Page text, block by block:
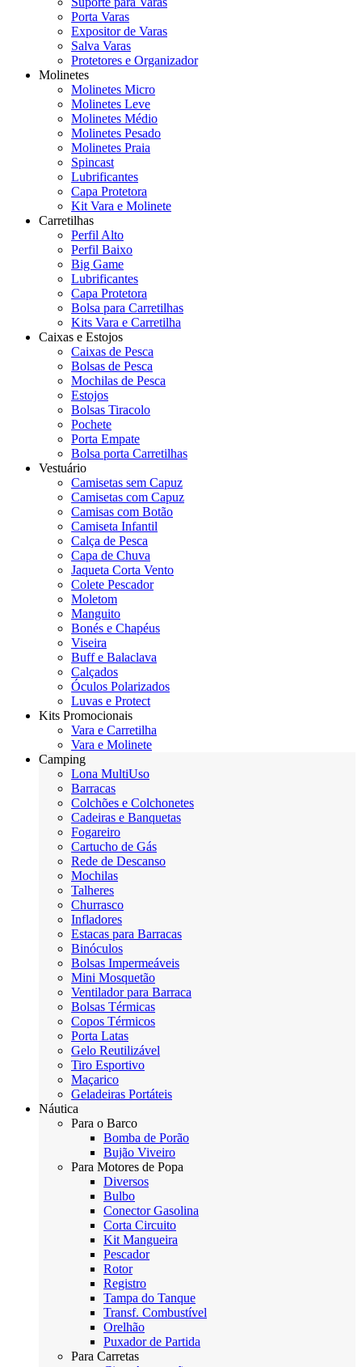
Porta Varas
Expositor de Varas
Salva Varas
Protetores e Organizador
Molinetes
Molinetes Micro
Molinetes Leve
Molinetes Médio
Molinetes Pesado
Molinetes Praia
Spincast
Lubrificantes
Capa Protetora
Kit Vara e Molinete
Carretilhas
Perfil Alto
Perfil Baixo
Big Game
Lubrificantes
Capa Protetora
Bolsa para Carretilhas
Kits Vara e Carretilha
Caixas e Estojos
Caixas de Pesca
Bolsas de Pesca
Mochilas de Pesca
Estojos
Bolsas Tiracolo
Pochete
Porta Empate
Bolsa porta Carretilhas
Vestuário
Camisetas sem Capuz
Camisetas com Capuz
Camisas com Botão
Camiseta Infantil
Calça de Pesca
Capa de Chuva
Jaqueta Corta Vento
Colete Pescador
Moletom
Manguito
Bonés e Chapéus
Viseira
Buff e Balaclava
Calçados
Óculos Polarizados
Luvas e Protect
Kits Promocionais
Vara e Carretilha
Vara e Molinete
Camping
Lona MultiUso
Barracas
Colchões e Colchonetes
Cadeiras e Banquetas
Fogareiro
Cartucho de Gás
Rede de Descanso
Mochilas
Talheres
Churrasco
Infladores
Estacas para Barracas
Binóculos
Bolsas Impermeáveis
Mini Mosquetão
Ventilador para Barraca
Bolsas Térmicas
Copos Térmicos
Porta Latas
Gelo Reutilizável
Tiro Esportivo
Maçarico
Geladeiras Portáteis
Náutica
Para o Barco
Bomba de Porão
Bujão Viveiro
Para Motores de Popa
Diversos
Bulbo
Conector Gasolina
Corta Circuito
Kit Mangueira
Pescador
Rotor
Registro
Tampa do Tanque
Transf. Combustível
Orelhão
Puxador de Partida
Para Carretas